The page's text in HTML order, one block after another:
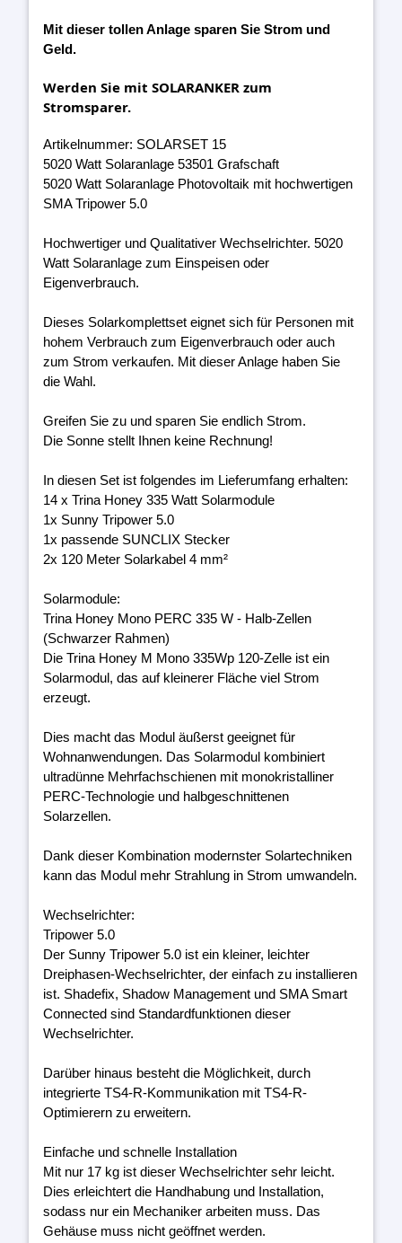
Mit dieser tollen Anlage sparen Sie Strom und
Geld.
Werden Sie mit SOLARANKER zum
Stromsparer.
Artikelnummer: SOLARSET 15
5020 Watt Solaranlage 53501 Grafschaft
5020 Watt Solaranlage Photovoltaik mit hochwertigen
SMA Tripower 5.0
Hochwertiger und Qualitativer Wechselrichter. 5020
Watt Solaranlage zum Einspeisen oder
Eigenverbrauch.
Dieses Solarkomplettset eignet sich für Personen mit
hohem Verbrauch zum Eigenverbrauch oder auch
zum Strom verkaufen. Mit dieser Anlage haben Sie
die Wahl.
Greifen Sie zu und sparen Sie endlich Strom.
Die Sonne stellt Ihnen keine Rechnung!
In diesen Set ist folgendes im Lieferumfang erhalten:
14 x Trina Honey 335 Watt Solarmodule
1x Sunny Tripower 5.0
1x passende SUNCLIX Stecker
2x 120 Meter Solarkabel 4 mm²
Solarmodule:
Trina Honey Mono PERC 335 W - Halb-Zellen
(Schwarzer Rahmen)
Die Trina Honey M Mono 335Wp 120-Zelle ist ein
Solarmodul, das auf kleinerer Fläche viel Strom
erzeugt.
Dies macht das Modul äußerst geeignet für
Wohnanwendungen. Das Solarmodul kombiniert
ultradünne Mehrfachschienen mit monokristalliner
PERC-Technologie und halbgeschnittenen
Solarzellen.
Dank dieser Kombination modernster Solartechniken
kann das Modul mehr Strahlung in Strom umwandeln.
Wechselrichter:
Tripower 5.0
Der Sunny Tripower 5.0 ist ein kleiner, leichter
Dreiphasen-Wechselrichter, der einfach zu installieren
ist. Shadefix, Shadow Management und SMA Smart
Connected sind Standardfunktionen dieser
Wechselrichter.
Darüber hinaus besteht die Möglichkeit, durch
integrierte TS4-R-Kommunikation mit TS4-R-
Optimierern zu erweitern.
Einfache und schnelle Installation
Mit nur 17 kg ist dieser Wechselrichter sehr leicht.
Dies erleichtert die Handhabung und Installation,
sodass nur ein Mechaniker arbeiten muss. Das
Gehäuse muss nicht geöffnet werden.